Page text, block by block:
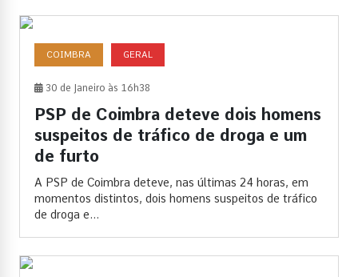
COIMBRA GERAL
30 de Janeiro às 16h38
PSP de Coimbra deteve dois homens
suspeitos de tráfico de droga e um
de furto
A PSP de Coimbra deteve, nas últimas 24 horas, em
momentos distintos, dois homens suspeitos de tráfico
de droga e...